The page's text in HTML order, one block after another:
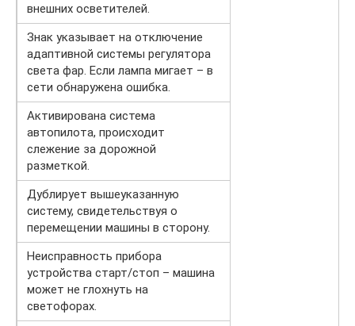
внешних осветителей.
Знак указывает на отключение
адаптивной системы регулятора
света фар. Если лампа мигает – в
сети обнаружена ошибка.
Активирована система
автопилота, происходит
слежение за дорожной
разметкой.
Дублирует вышеуказанную
систему, свидетельствуя о
перемещении машины в сторону.
Неисправность прибора
устройства старт/стоп – машина
может не глохнуть на
светофорах.